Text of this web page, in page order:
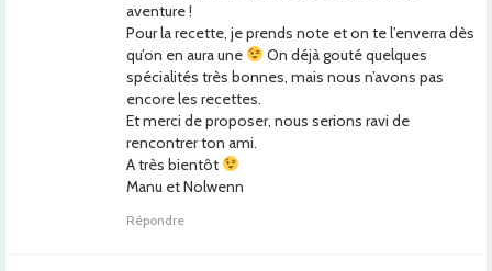
aventure !
Pour la recette, je prends note et on te l’enverra dès
qu’on en aura une
On déjà gouté quelques
spécialités très bonnes, mais nous n’avons pas
encore les recettes.
Et merci de proposer, nous serions ravi de
rencontrer ton ami.
A très bientôt
Manu et Nolwenn
Répondre